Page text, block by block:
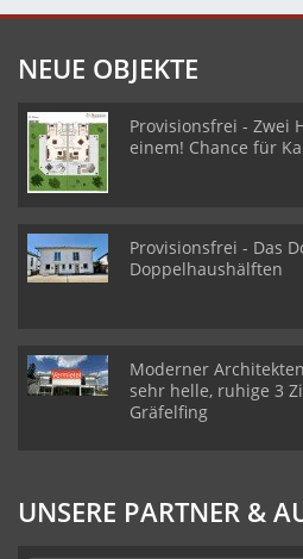
NEUE OBJEKTE
Provisionsfrei - Zwei
einem! Chance für
Provisionsfrei - Das
Doppelhaushälften
Moderner
sehr helle, ruhige 3
Gräfelfing
UNSERE PARTNER &